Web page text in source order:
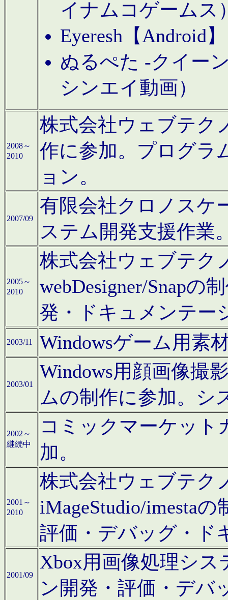
イナムコゲームス
Eyeresh【Android
ぬるぺた -クイー
シンエイ動画）
2008～
2010
株式会社ウェブテク
作に参加。プログラ
ョン。
2007/09
有限会社クロノスケ
ステム開発支援作業
2005～
2010
株式会社ウェブテク
webDesigner/Snapの
発・ドキュメンテー
2003/11 Windowsゲーム用素
2003/01
Windows用顔画像撮
ムの制作に参加。シ
2002～
継続中
コミックマーケット
加。
2001～
2010
株式会社ウェブテク
iMageStudio/imesta
評価・デバッグ・ド
2001/09
Xbox用画像処理シ
ン開発・評価・デバ